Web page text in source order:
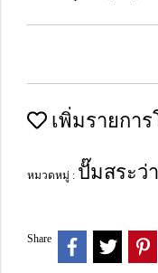
เพิ่มรายกา
หมวดหมู่ : ปั๊มสระว่
Share